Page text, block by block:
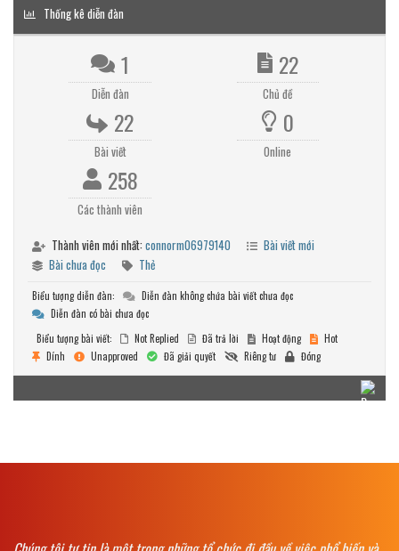
Thống kê diễn đàn
1
Diễn đàn
22
Chủ đề
22
Bài viết
0
Online
258
Các thành viên
Thành viên mới nhất: connorm06979140
Bài viết mới
Bài chưa đọc
Thẻ
Biểu tượng diễn đàn:
Diễn đàn không chứa bài viết chưa đọc
Diễn đàn có bài chưa đọc
Biểu tượng bài viết:
Not Replied Đã trả lời Hoạt động
Hot
Dính
Unapproved Đã giải quyết Riêng tư Đóng